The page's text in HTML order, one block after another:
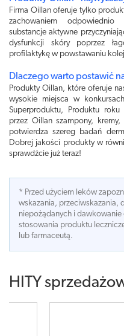
Firma Oillan oferuje tylko
zachowaniem odpowiednio
substancje aktywne
dysfunkcji skóry poprzez
profilaktykę w powstawaniu
Dlaczego warto postawić
Produkty Oillan, które oferuje
wysokie miejsca w
Superproduktu, Produktu
przez Oillan szampony,
potwierdza szereg badań
Dobrej jakości produkty w
sprawdźcie już teraz!
* Przed użyciem leków
wskazania, przeciwskazania,
niepożądanych i
stosowania produktu
lub farmaceutą.
HITY